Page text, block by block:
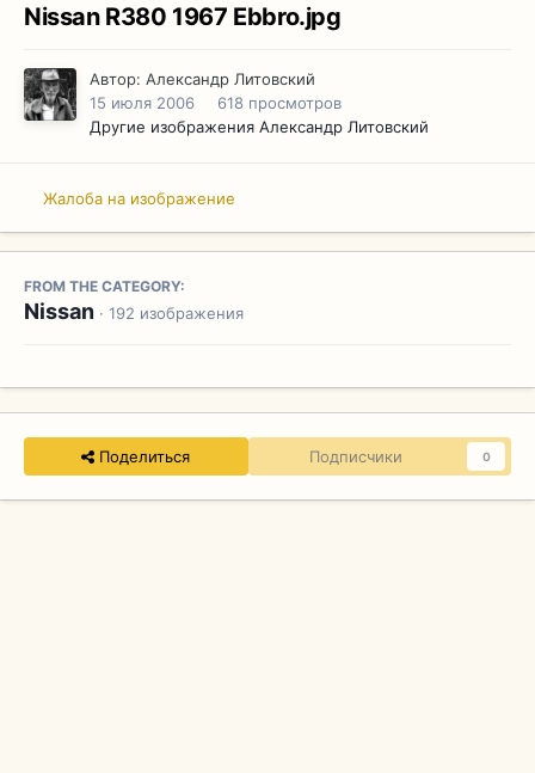
Nissan R380 1967 Ebbro.jpg
Автор: Александр Литовский
15 июля 2006
618 просмотров
Другие изображения Александр Литовский
Жалоба на изображение
FROM THE CATEGORY:
Nissan · 192 изображения
Поделиться Подписчики 0